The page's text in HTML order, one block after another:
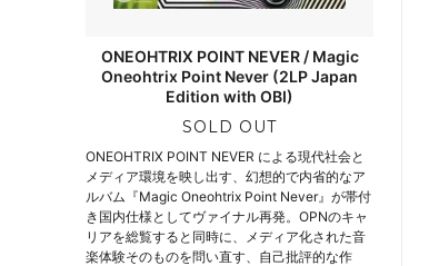
ONEOHTRIX POINT NEVER / Magic
Oneohtrix Point Never (2LP Japan
Edition with OBI)
SOLD OUT
ONEOHTRIX POINT NEVER による現代社会と
メディア環境を映し出す、幻想的で内省的なア
ルバム『Magic Oneohtrix Point Never』が帯付
き国内仕様としてヴァイナル再発。OPNのキャ
リアを総覧すると同時に、メディア化された音
楽体験そのものを問い直す、自己批評的な作